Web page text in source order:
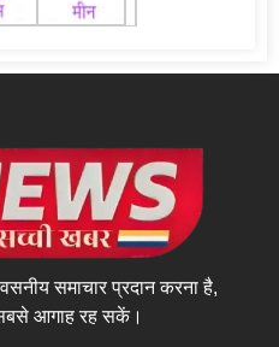
समाचार प्रदान करना है,
सबसे आगाह रह सकें।